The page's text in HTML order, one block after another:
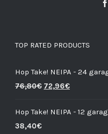
TOP RATED PRODUCTS
Hop Take! NEIPA - 24
76,80€ 72,96€
Hop Take! NEIPA - 12
38,40€